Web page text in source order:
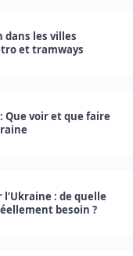
dans les villes
et tramways
Que voir et que faire
: de quelle
besoin ?